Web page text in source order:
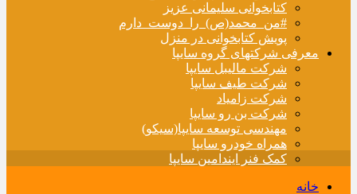
کتابخوانی سلیمانی عزیز
#من_محمد(ص)_را_دوست_دارم
پویش کتابخوانی در منزل
معرفی شرکتهای گروه سایپا
شرکت مالیبل سایپا
شرکت طیف سایپا
شرکت زامیاد
شرکت بن رو سایپا
مهندسی توسعه سایپا(سیکو)
همراه خودرو سایپا
کمک فنر ایندامین سایپا
خانه